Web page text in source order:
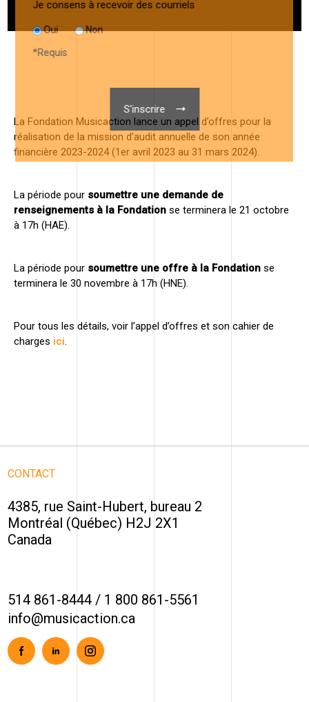
La Fondation Musicaction lance un appel d’offres pour la
réalisation de la mission d’audit annuelle de son année
financière 2023-2024 (1er avril 2023 au 31 mars 2024).
La période pour soumettre une demande de
renseignements à la Fondation se terminera le 21 octobre
à 17h (HAE).
La période pour soumettre une offre à la Fondation se
terminera le 30 novembre à 17h (HNE).
Pour tous les détails, voir l’appel d’offres et son cahier de
charges ici.
CONTACT
4385, rue Saint-Hubert, bureau 2
Montréal (Québec) H2J 2X1
Canada
514 861-8444 / 1 800 861-5561
info@musicaction.ca
FacebookLinkedinInstagram
Je consens à recevoir des courriels
Oui Non
*Requis